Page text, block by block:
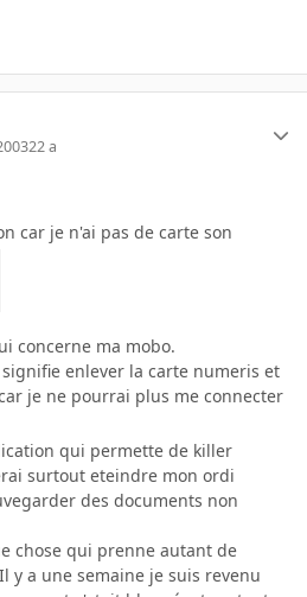
22 a
car je n'ai pas de carte son
concerne ma mobo.
enlever la carte numeris et
je ne pourrai plus me connecter
qui permette de killer
surtout eteindre mon ordi
des documents non
chose qui prenne autant de
y a une semaine je suis revenu